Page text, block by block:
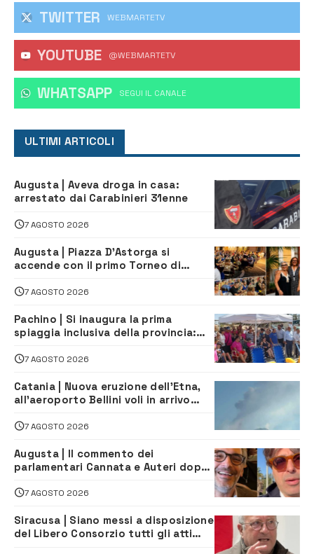
TWITTER WEBMARTETV
YOUTUBE @WEBMARTETV
WHATSAPP ‎SEGUI IL CANALE
ULTIMI ARTICOLI
Augusta | Aveva droga in casa:
arrestato dai Carabinieri 31enne
7 AGOSTO 2026
Augusta | Piazza D’Astorga si
accende con il primo Torneo di
7 AGOSTO 2026
Pachino | Si inaugura la prima
spiaggia inclusiva della provincia:
tutti
7 AGOSTO 2026
Catania | Nuova eruzione dell’Etna,
all’aeroporto Bellini voli in arrivo
7 AGOSTO 2026
Augusta | Il commento dei
parlamentari Cannata e Auteri dopo
depuratore
7 AGOSTO 2026
Siracusa | Siano messi a disposizione
del Libero Consorzio tutti gli atti